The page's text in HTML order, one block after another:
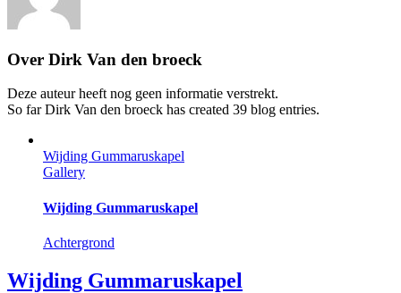
Over Dirk Van den broeck
Deze auteur heeft nog geen informatie verstrekt.
So far Dirk Van den broeck has created 39 blog entries.
Wijding Gummaruskapel
Gallery
Wijding Gummaruskapel
Achtergrond
Wijding Gummaruskapel